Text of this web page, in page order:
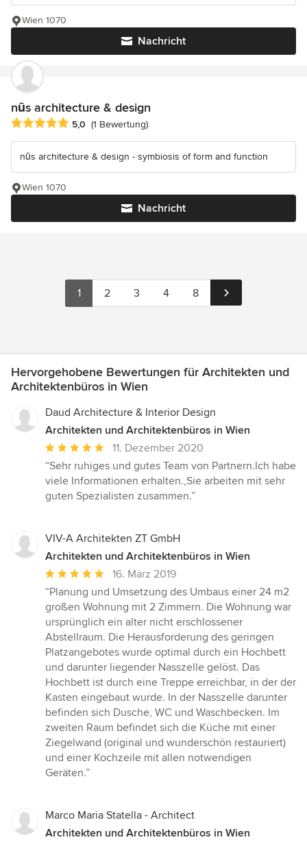
Nachricht
Wien 1070
nūs architecture & design
Durchschnittliche Bewertung: 5 von 5 Sternen
5,0 (1 Bewertung)
nūs architecture & design - symbiosis of form and function
Nachricht
Wien 1070
1 2 3 4 8
Hervorgehobene Bewertungen für Architekten und
Architektenbüros in Wien
Daud Architecture & Interior Design
Architekten und Architektenbüros in Wien
Durchschnittliche
Bewertung:
5
von
11. Dezember 2020
“Sehr ruhiges und gutes Team von Partnern.Ich habe
viele Informationen erhalten.,Sie arbeiten mit sehr
guten Spezialisten zusammen.”
VIV-A Architekten ZT GmbH
Architekten und Architektenbüros in Wien
Durchschnittliche
Bewertung:
5
von
5
Sternen
16. März 2019
“Planung und Umsetzung des Umbaus einer 24 m2
großen Wohnung mit 2 Zimmern. Die Wohnung war
ursprünglich ein alter nicht erschlossener
Abstellraum. Die Herausforderung des geringen
Platzangebotes wurde optimal durch ein Hochbett
und darunter liegender Nasszelle gelöst. Das
Hochbett ist durch eine Treppe erreichbar, in der der
Kasten eingebaut wurde. In der Nasszelle darunter
befinden sich Dusche, WC und Waschbecken. Im
zweiten Raum befindet sich die Küche mit einer
Ziegelwand (original und wunderschön restauriert)
und einer Kochzeile mit allen notwendigen
Geräten.”
Marco Maria Statella - Architect
Architekten und Architektenbüros in Wien